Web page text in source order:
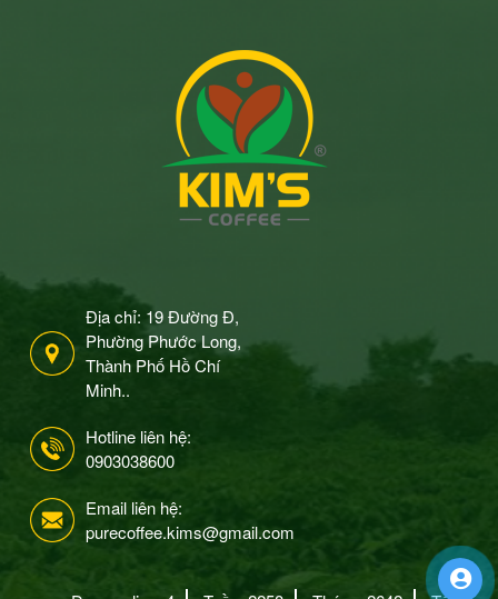
Địa chỉ: 19 Đường Đ,
Phường Phước Long,
Thành Phố Hồ Chí
Minh..
Hotline liên hệ:
0903038600
Email liên hệ:
purecoffee.kims@gmail.com